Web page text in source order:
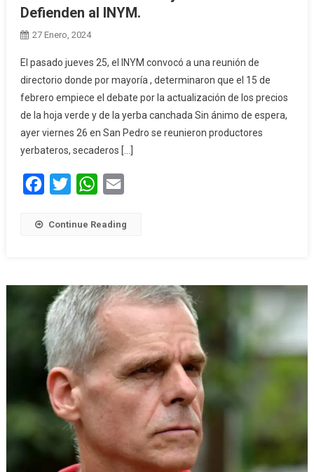
Defienden al INYM.
27 Enero, 2024
El pasado jueves 25, el INYM convocó a una reunión de
directorio donde por mayoría , determinaron que el 15 de
febrero empiece el debate por la actualización de los precios
de la hoja verde y de la yerba canchada Sin ánimo de espera,
ayer viernes 26 en San Pedro se reunieron productores
yerbateros, secaderos […]
Facebook
Twitter WhatsApp
Continue Reading